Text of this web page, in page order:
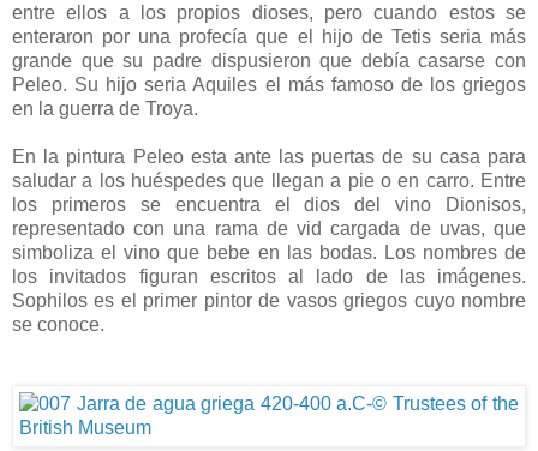
entre ellos a los propios dioses, pero cuando estos se
enteraron por una profecía que el hijo de Tetis seria más
grande que su padre dispusieron que debía casarse con
Peleo. Su hijo seria Aquiles el más famoso de los griegos
en la guerra de Troya.
En la pintura Peleo esta ante las puertas de su casa para
saludar a los huéspedes que llegan a pie o en carro. Entre
los primeros se encuentra el dios del vino Dionisos,
representado con una rama de vid cargada de uvas, que
simboliza el vino que bebe en las bodas. Los nombres de
los invitados figuran escritos al lado de las imágenes.
Sophilos es el primer pintor de vasos griegos cuyo nombre
se conoce.